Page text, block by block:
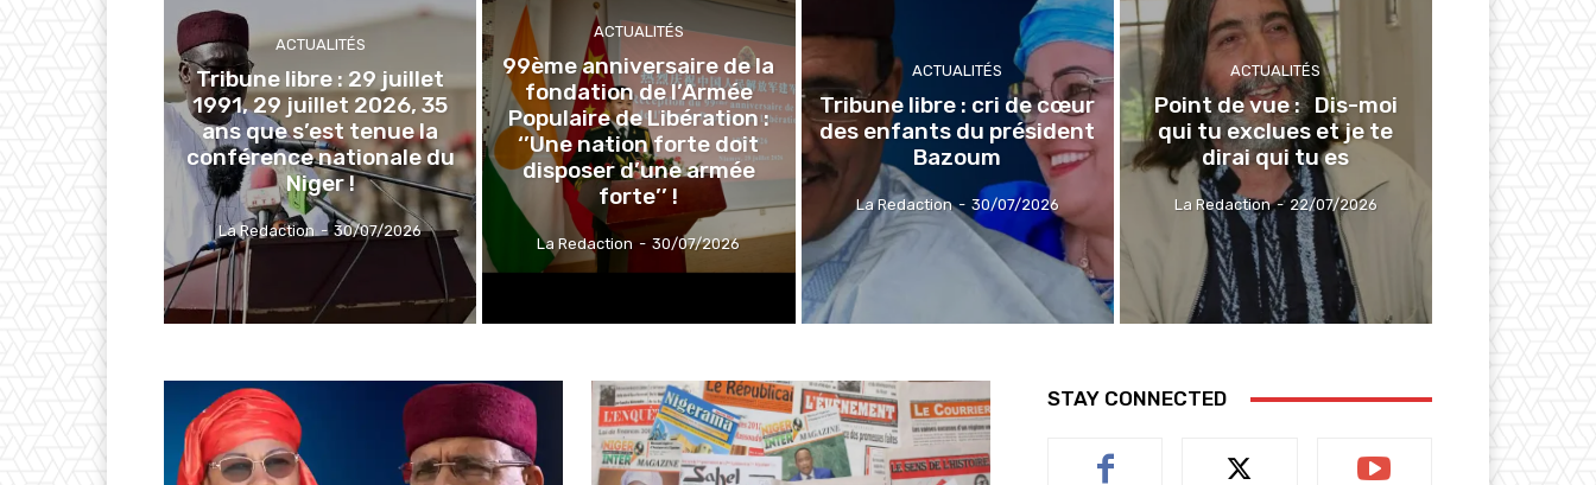
ACTUALITÉS
Tribune libre : 29 juillet
1991, 29 juillet 2026, 35
ans que s’est tenue la
conférence nationale du
Niger !
La Redaction - 30/07/2026
ACTUALITÉS
99ème anniversaire de la
fondation de l’Armée
Populaire de Libération :
‘’Une nation forte doit
disposer d’une armée
forte’’ !
La Redaction - 30/07/2026
ACTUALITÉS
Tribune libre : cri de cœur
des enfants du président
Bazoum
La Redaction - 30/07/2026
ACTUALITÉS
Point de vue : Dis-moi
qui tu exclues et je te
dirai qui tu es
La Redaction - 22/07/2026
STAY CONNECTED